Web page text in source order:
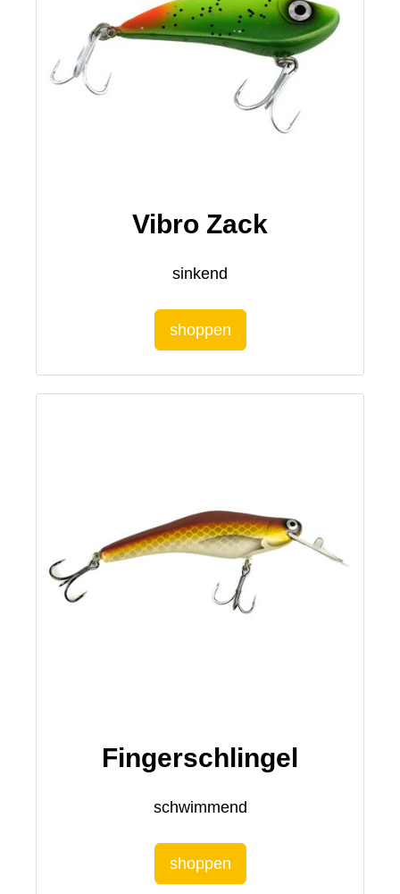
Vibro Zack
sinkend
shoppen
Fingerschlingel
schwimmend
shoppen